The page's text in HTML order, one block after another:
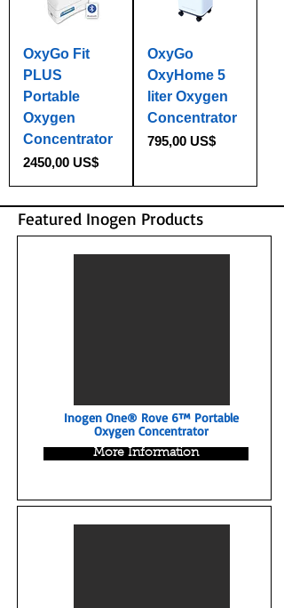
OxyGo Fit
PLUS
Portable
Oxygen
Concentrator
Precio
2450,00 US$
OxyGo
OxyHome 5
liter Oxygen
Concentrator
Precio
795,00 US$
Featured Inogen Products
Inogen One® Rove 6™ Portable
Oxygen Concentrator
More Information